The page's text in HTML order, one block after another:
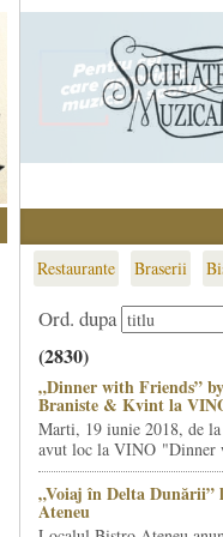
Restaurante Braserii
Ord. dupa
(2830)
„Dinner with Friends”
Braniste & Kvint la
Marti, 19 iunie 2018, de
avut loc la VINO "Dinner
„Voiaj în Delta Dunării”
Ateneu